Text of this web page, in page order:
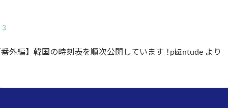
外編】韓国の時刻表を順次公開しています！に
porntude より